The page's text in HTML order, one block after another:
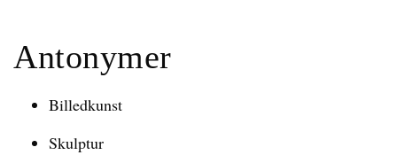
Antonymer
Billedkunst
Skulptur